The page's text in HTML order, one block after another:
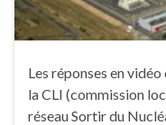
Les réponses en
la CLI (commission
réseau Sortir du